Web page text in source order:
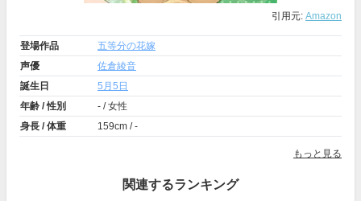
引用元: Amazon
登場作品
五等分の花嫁
声優
佐倉綾音
誕生日
5月5日
年齢 / 性別
- / 女性
身長 / 体重
159cm / -
もっと見る
関連するランキング